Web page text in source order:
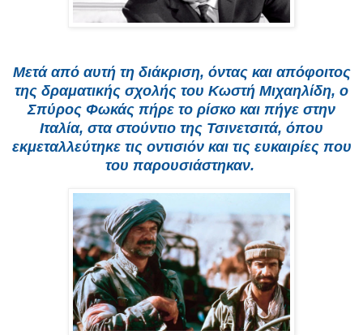
Μετά από αυτή τη διάκριση, όντας και απόφοιτος
της δραματικής σχολής του Κωστή Μιχαηλίδη, ο
Σπύρος Φωκάς πήρε το ρίσκο και πήγε στην
Ιταλία, στα στούντιο της Τσινετσιτά, όπου
εκμεταλλεύτηκε τις οντισιόν και τις ευκαιρίες που
του παρουσιάστηκαν.